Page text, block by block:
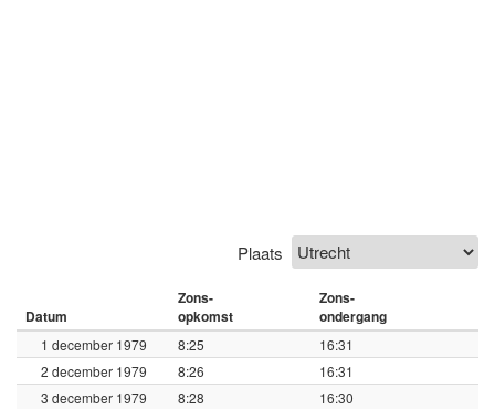
Plaats
Datum
Zons-
opkomst
Zons-
ondergang
1 december 1979 8:25
16:31
2 december 1979
8:26
16:31
3 december 1979
8:28
16:30